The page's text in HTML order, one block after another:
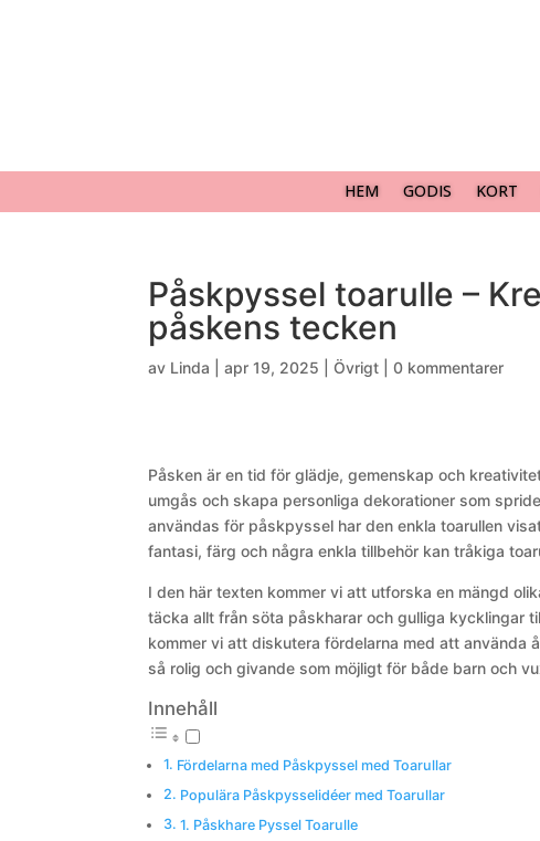
HEM GODIS KORT
Påskpyssel toarulle –
påskens tecken
av Linda |apr 19, 2025 |Övrigt |0 kommentarer
Påsken är en tid för glädje, gemenskap och
umgås och skapa personliga dekorationer som
användas för påskpyssel har den enkla toarullen
fantasi, färg och några enkla tillbehör kan tråkiga
I den här texten kommer vi att utforska en mängd
täcka allt från söta påskharar och gulliga kycklingar
kommer vi att diskutera fördelarna med att
så rolig och givande som möjligt för både barn och
Innehåll
Fördelarna med Påskpyssel med Toarullar
Populära Påskpysselidéer med Toarullar
1. Påskhare Pyssel Toarulle